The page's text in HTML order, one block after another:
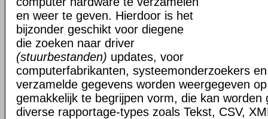
en weer te geven. Hierdoor is het
bijzonder geschikt voor diegene
die zoeken naar driver
(stuurbestanden) updates, voor
computerfabrikanten, systeemonderzoekers
verzamelde gegevens worden weergegeven
gemakkelijk te begrijpen vorm, die kan worden
diverse rapportage-types zoals Tekst, CSV,